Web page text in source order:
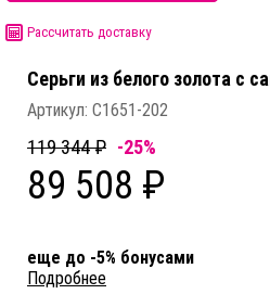
Рассчитать доставку
Серьги из белого золота c
Артикул: С1651-202
119 344 ₽ -25%
89 508 ₽
еще до -5% бонусами
Подробнее